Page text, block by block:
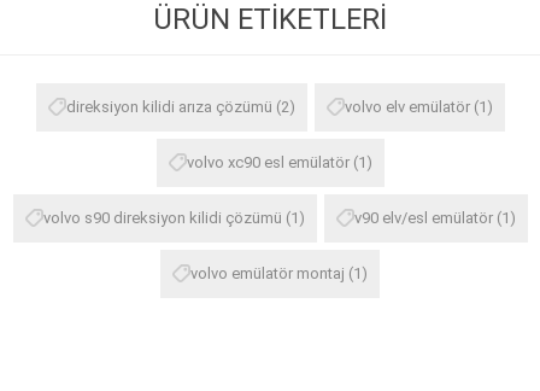
ÜRÜN ETIKETLERI
direksiyon kilidi arıza çözümü (2) volvo elv emülatör (1)
volvo xc90 esl emülatör (1)
volvo s90 direksiyon kilidi çözümü (1) v90 elv/esl emülatör (1)
volvo emülatör montaj (1)